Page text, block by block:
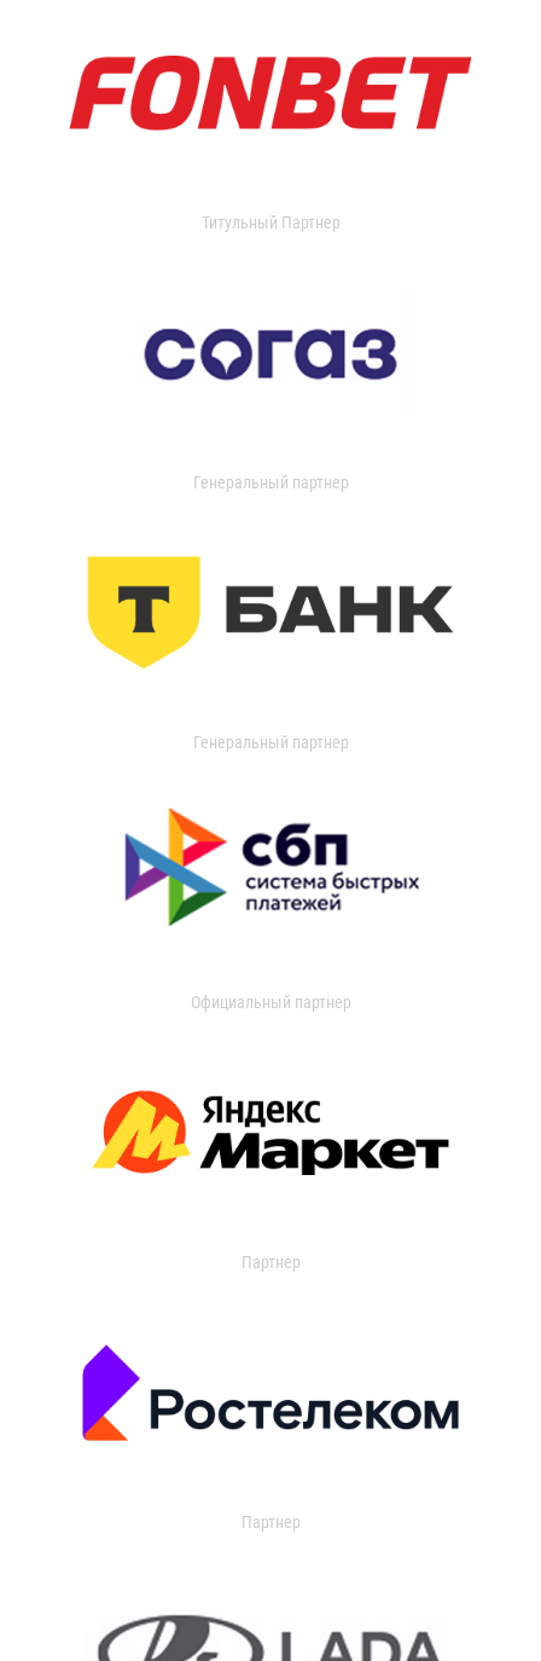
Титульный Партнер
Генеральный партнер
Генеральный партнер
Официальный партнер
Партнер
Партнер